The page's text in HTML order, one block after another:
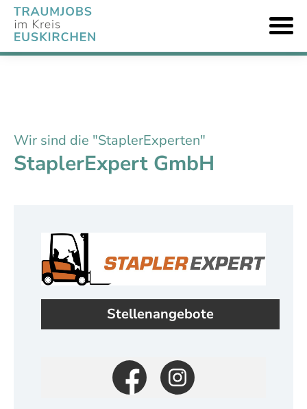
Wir sind die "StaplerExperten"
StaplerExpert GmbH
Stellenangebote